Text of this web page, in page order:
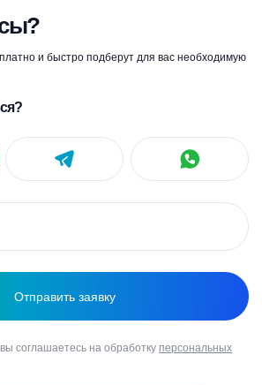
и быстро подберут для вас необходимую
соглашаетесь на обработку персональных